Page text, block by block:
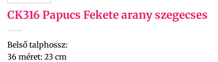
CK316 Papucs Fekete arany szegecses
Belső talphossz:
36 méret: 23 cm